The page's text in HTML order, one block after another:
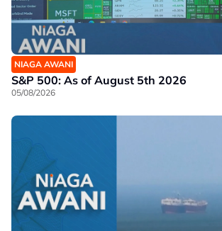
NIAGA AWANI
S&P 500: As of August 5th 2026
05/08/2026